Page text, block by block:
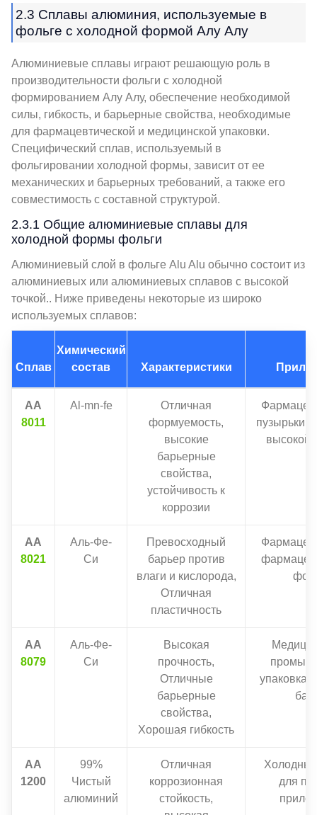
2.3 Сплавы алюминия, используемые в
фольге с холодной формой Алу Алу
Алюминиевые сплавы играют решающую роль в
производительности фольги с холодной
формированием Алу Алу, обеспечение необходимой
силы, гибкость, и барьерные свойства, необходимые
для фармацевтической и медицинской упаковки.
Специфический сплав, используемый в
фольгировании холодной формы, зависит от ее
механических и барьерных требований, а также его
совместимость с составной структурой.
2.3.1 Общие алюминиевые сплавы для
холодной формы фольги
Алюминиевый слой в фольге Alu Alu обычно состоит из
алюминиевых или алюминиевых сплавов с высокой
точкой.. Ниже приведены некоторые из широко
используемых сплавов:
Сплав
Химический
состав
Характеристики
АА
8011
Al-mn-fe
Отличная
формуемость,
высокие
барьерные
свойства,
устойчивость к
коррозии
пузырьки,
высокой
АА
8021
Аль-Фе-
Си
Превосходный
барьер против
влаги и кислорода,
Отличная
пластичность
АА
8079
Аль-Фе-
Си
Высокая
прочность,
Отличные
барьерные
свойства,
Хорошая гибкость
упаковка
АА
1200
99%
Чистый
алюминий
Отличная
коррозионная
стойкость,
для